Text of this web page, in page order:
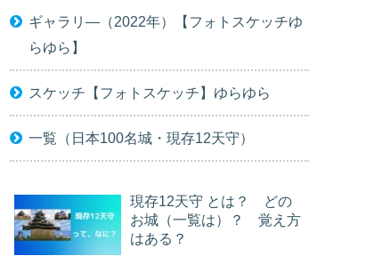
ギャラリ―（2022年）【フォトスケッチゆ
らゆら】
スケッチ【フォトスケッチ】ゆらゆら
一覧（日本100名城・現存12天守）
現存12天守 とは？ どの
お城（一覧は）？ 覚え方
はある？